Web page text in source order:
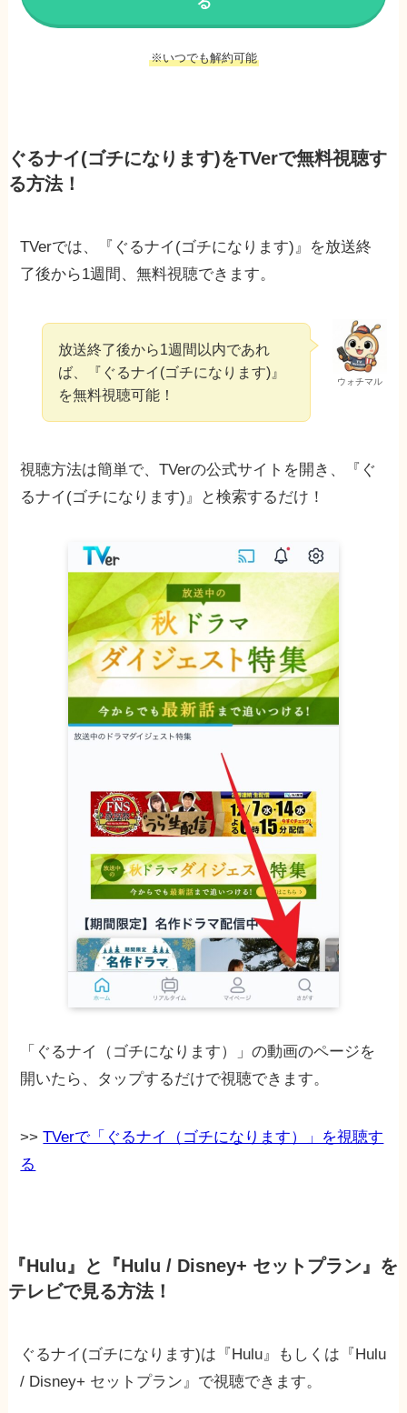
※いつでも解約可能
ぐるナイ(ゴチになります)をTVerで無料視聴す
る方法！
TVerでは、『ぐるナイ(ゴチになります)』を放送終
了後から1週間、無料視聴できます。
ウォチマル
放送終了後から1週間以内であれ
ば、『ぐるナイ(ゴチになります)』
を無料視聴可能！
視聴方法は簡単で、TVerの公式サイトを開き、『ぐ
るナイ(ゴチになります)』と検索するだけ！
「ぐるナイ（ゴチになります）」の動画のページを
開いたら、タップするだけで視聴できます。
>>TVerで「ぐるナイ（ゴチになります）」を視聴す
る
『Hulu』と『Hulu / Disney+ セットプラン』を
テレビで見る方法！
ぐるナイ(ゴチになります)は『Hulu』もしくは『Hulu
/ Disney+ セットプラン』で視聴できます。